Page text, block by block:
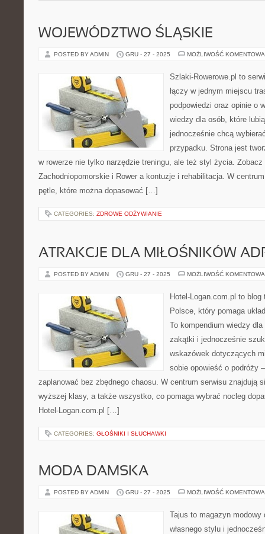
WOJEWÓDZTWO ŚLĄSKIE
POSTED BY ADMIN GRU - 27 - 2025 MOŻLIWOŚĆ
Szlaki-Rowerowe.pl to
łączy w jednym miejscu
podpowiedzi oraz opinie o
wiedzy dla osób, które
jednocześnie chcą
przypadku. Strona jest
w rowerze nie tylko narzędzie treningu, ale też styl życia.
Zachodniopomorskie i Rower a kontuzje i rehabilitacja. W
pętle, które można dopasować […]
CATEGORIES: ZDROWE ODŻYWIANIE
ATRAKCJE DLA MIŁOŚNIKÓW
POSTED BY ADMIN GRU - 27 - 2025 MOŻLIWOŚĆ
Hotel-Logan.com.pl to
Polsce, który pomaga
To kompendium wiedzy
zakątki i jednocześnie
wskazówek dotyczących
sobie opowieść o podróży
zaplanować bez zbędnego chaosu. W centrum serwisu znajdują
wyższej klasy, a także wszystko, co pomaga wybrać nocleg
Hotel-Logan.com.pl […]
CATEGORIES: GŁOŚNIKI I SŁUCHAWKI
MODA DAMSKA
POSTED BY ADMIN GRU - 27 - 2025 MOŻLIWOŚĆ
Tajus to magazyn
własnego stylu i